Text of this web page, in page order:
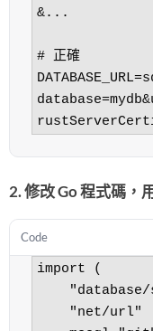
&...
# 正確
2. 修改 Go 程式碼，
Code
import (